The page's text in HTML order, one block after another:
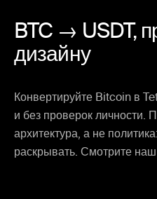
BTC → USDT,
дизайну
Конвертируйте Bitcoin в
и без проверок личности.
архитектура, а не
раскрывать. Смотрите наш